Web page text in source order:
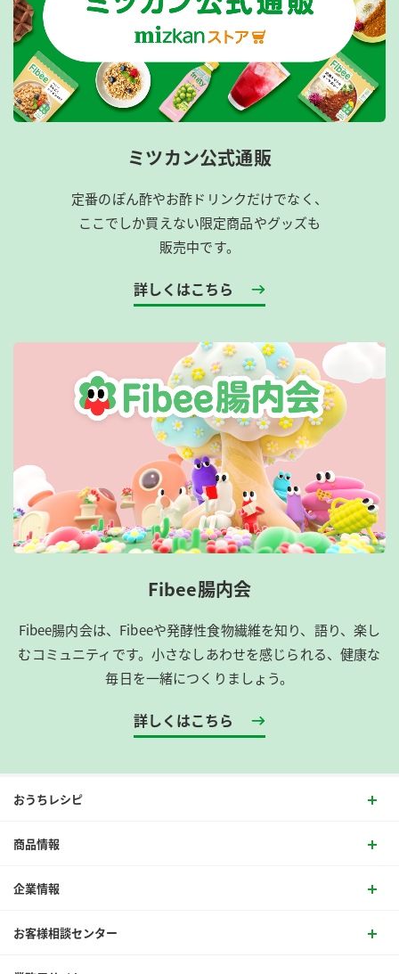
ミツカン公式通販
定番のぽん酢やお酢ドリンクだけでなく、
ここでしか買えない限定商品やグッズも
販売中です。
詳しくはこちら
Fibee腸内会
Fibee腸内会は、​Fibeeや発酵性食物繊維を知り、語り、楽し
むコミュニティです。​小さなしあわせを感じられる、健康な
毎日を一緒につくりましょう。
詳しくはこちら
おうちレシピ
商品情報
企業情報
お客様相談センター